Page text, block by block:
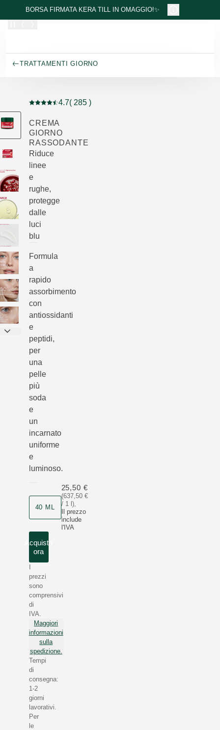
Passa al contenuto principale
BORSA FIRMATA KERA TILL IN OMAGGIO!✨
TRATTAMENTI GIORNO
Valutazione attuale: 4.7 su 5 stelle recensito da 285
4.7( 285 )
CREMA
GIORNO
RASSODANTE
Riduce
linee
e
rughe,
protegge
dalle
luci
blu
Formula
a
rapido
assorbimento
con
antiossidanti
e
peptidi,
per
una
pelle
più
soda
e
un
incarnato
uniforme
e
luminoso.
40 ML
(637,50 €
/ 1 l),
Il prezzo
include
l'IVA
25,50 €
Acquista
ora
prezzi
sono
comprensivi
di
IVA.
Maggiori
informazioni
sulla
spedizione.
Tempi
di
consegna:
1-2
giorni
lavorativi.
Per
le